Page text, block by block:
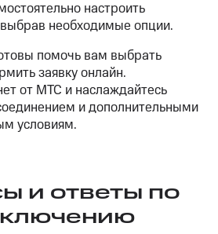
настроить
необходимые опции.
помочь вам выбрать
заявку онлайн.
от МТС и наслаждайтесь
и дополнительными
условиям.
и ответы по